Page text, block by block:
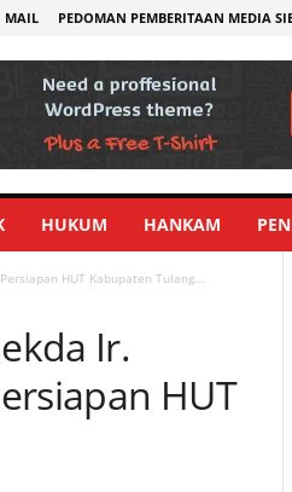
MAIL PEDOMAN PEMBERITAAN MEDIA
HUKUM HANKAM
HUT Kabupaten Tulang...
Ir.
HUT